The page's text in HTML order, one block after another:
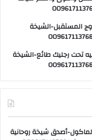
المستقبل-الشيخة
تحت رجليك طائع-الشيخة
أصدق شيخة روحانية